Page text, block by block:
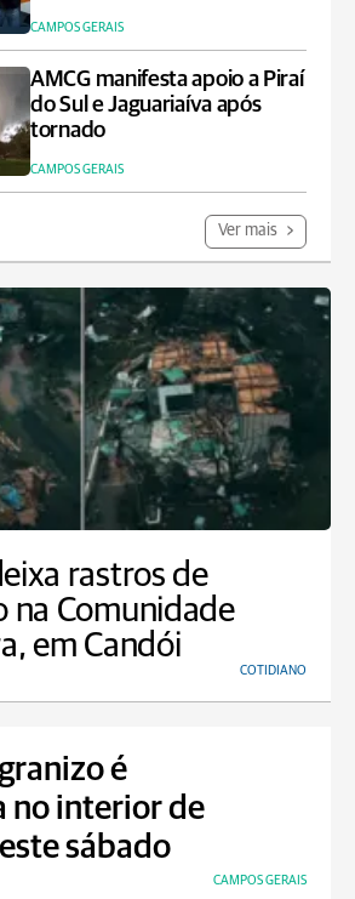
CAMPOS GERAIS
AMCG manifesta apoio a Piraí
do Sul e Jaguariaíva após
tornado
CAMPOS GERAIS
Ver mais
rastros de
na Comunidade
em Candói
COTIDIANO
é
no interior de
sábado
CAMPOS GERAIS